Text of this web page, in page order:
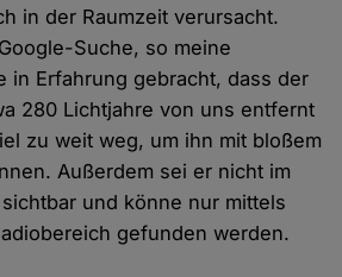
in der Raumzeit verursacht.
Suche, so meine
in Erfahrung gebracht, dass der
280 Lichtjahre von uns entfernt
zu weit weg, um ihn mit bloßem
Außerdem sei er nicht im
und könne nur mittels
gefunden werden.